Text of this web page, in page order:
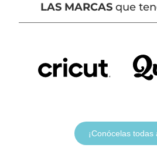
LAS MARCAS que
¡Conócelas todas